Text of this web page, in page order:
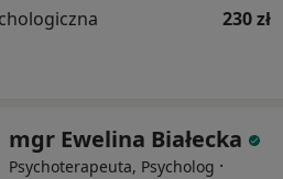
230 zł
mgr Ewelina Białecka
Psychoterapeuta, Psycholog ·